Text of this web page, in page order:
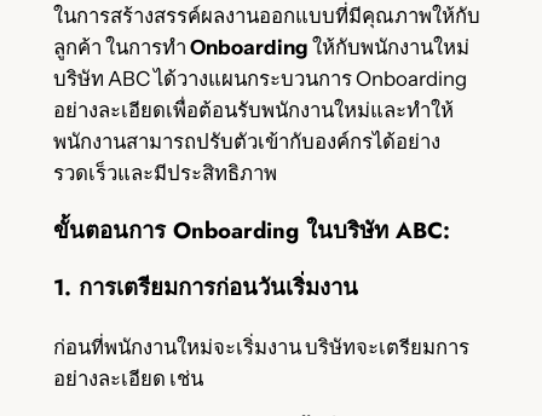
ในการสร้างสรรค์ผลงานออกแบบที่มีคุณภาพให้กับ
ลูกค้า ในการทำ Onboarding ให้กับพนักงานใหม่
บริษัท ABC ได้วางแผนกระบวนการ Onboarding
อย่างละเอียดเพื่อต้อนรับพนักงานใหม่และทำให้
พนักงานสามารถปรับตัวเข้ากับองค์กรได้อย่าง
รวดเร็วและมีประสิทธิภาพ
ขั้นตอนการ Onboarding ในบริษัท ABC:
1. การเตรียมการก่อนวันเริ่มงาน
ก่อนที่พนักงานใหม่จะเริ่มงาน บริษัทจะเตรียมการ
อย่างละเอียด เช่น